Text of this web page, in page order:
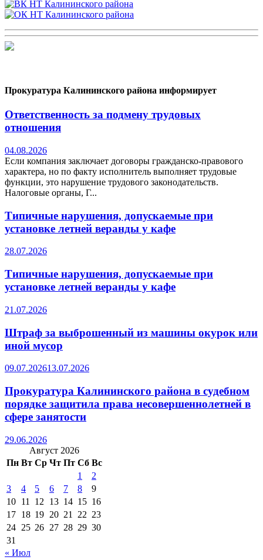
Прокуратура Калининского района информирует
Ответственность за подмену трудовых
отношения
04.08.2026
Если компания заключает договоры гражданско-правового
характера, но по факту исполнитель выполняет трудовые
функции, это нарушение трудового законодательств.
Налоговые органы, Г...
Типичные нарушения, допускаемые при
установке летней веранды у кафе
28.07.2026
Типичные нарушения, допускаемые при
установке летней веранды у кафе
21.07.2026
Штраф за выброшенный из машины окурок или
иной мусор
09.07.202613.07.2026
Прокуратура Калининского района в судебном
порядке защитила права несовершеннолетней в
сфере занятости
29.06.2026
Август 2026
Пн Вт Ср Чт Пт Сб Вс
1
2
3
4 5 6 7 8
9
10 11 12 13 14 15 16
17 18 19 20 21 22 23
24 25 26 27 28 29 30
31
« Июл